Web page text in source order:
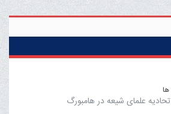
ها
علمای شیعه در هامبورگ